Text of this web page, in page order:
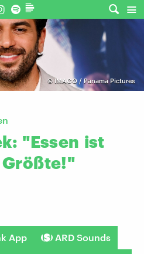
© IMAGO / Panama Pictures
"Essen ist
Größte!"
App ARD Sounds